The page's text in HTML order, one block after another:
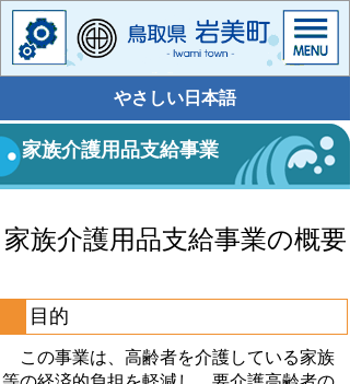
やさしい日本語
家族介護用品支給事業
家族介護用品支給事業の概要
目的
この事業は、高齢者を介護している家族